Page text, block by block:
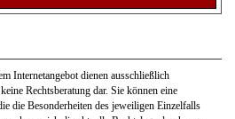
Internetangebot dienen ausschließlich
Rechtsberatung dar. Sie können eine
die Besonderheiten des jeweiligen Einzelfalls